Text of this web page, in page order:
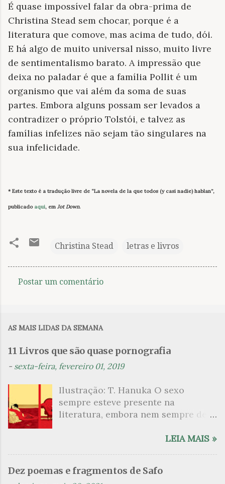
É quase impossível falar da obra-prima de
Christina Stead sem chocar, porque é a
literatura que comove, mas acima de tudo, dói.
E há algo de muito universal nisso, muito livre
de sentimentalismo barato. A impressão que
deixa no paladar é que a família Pollit é um
organismo que vai além da soma de suas
partes. Embora alguns possam ser levados a
contradizer o próprio Tolstói, e talvez as
famílias infelizes não sejam tão singulares na
sua infelicidade.
* Este texto é a tradução livre de “La novela de la que todos (y casi nadie) hablan”,
publicado aqui, em Jot Down.
Christina Stead letras e livros
n
t
i
o
Postar um comentário
AS MAIS LIDAS DA SEMANA
11 Livros que são quase pornografia
- sexta-feira, fevereiro 01, 2019
Ilustração: T. Hanuka O sexo
sempre esteve presente na
literatura, embora nem sempre de
que mergulharam em sua própria
psicanalítico e findaram por revelar
LEIA MAIS »
Dez poemas e fragmentos de Safo